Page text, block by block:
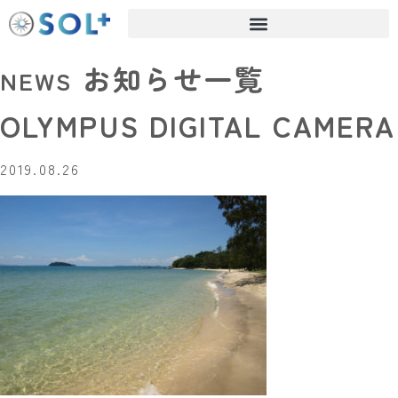
NEWS お知らせ一覧
OLYMPUS DIGITAL CAMERA
2019.08.26